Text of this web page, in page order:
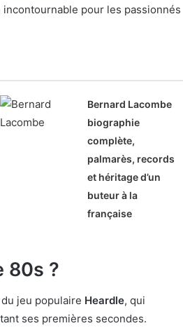
pour les passionnés
Bernard Lacombe
biographie
complète,
palmarès, records
et héritage d’un
buteur à la
française
80s ?
jeu populaire Heardle, qui
ses premières secondes.